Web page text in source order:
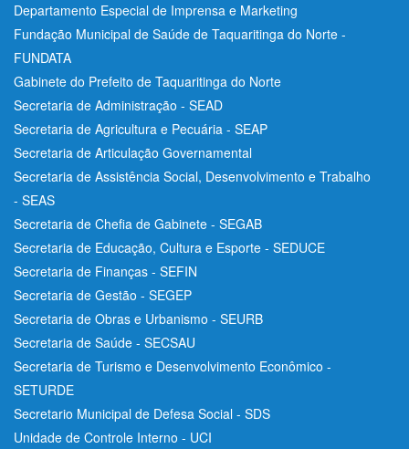
Departamento Especial de Imprensa e Marketing
Fundação Municipal de Saúde de Taquaritinga do Norte -
FUNDATA
Gabinete do Prefeito de Taquaritinga do Norte
Secretaria de Administração - SEAD
Secretaria de Agricultura e Pecuária - SEAP
Secretaria de Articulação Governamental
Secretaria de Assistência Social, Desenvolvimento e Trabalho
- SEAS
Secretaria de Chefia de Gabinete - SEGAB
Secretaria de Educação, Cultura e Esporte - SEDUCE
Secretaria de Finanças - SEFIN
Secretaria de Gestão - SEGEP
Secretaria de Obras e Urbanismo - SEURB
Secretaria de Saúde - SECSAU
Secretaria de Turismo e Desenvolvimento Econômico -
SETURDE
Secretario Municipal de Defesa Social - SDS
Unidade de Controle Interno - UCI